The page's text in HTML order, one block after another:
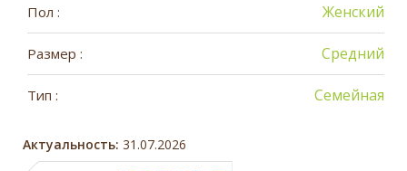
Пол : Женский
Размер : Средний
Тип : Семейная
Актуальность: 31.07.2026